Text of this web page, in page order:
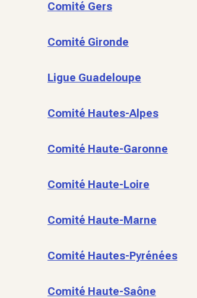
Comité Gers
Comité Gironde
Ligue Guadeloupe
Comité Hautes-Alpes
Comité Haute-Garonne
Comité Haute-Loire
Comité Haute-Marne
Comité Hautes-Pyrénées
Comité Haute-Saône